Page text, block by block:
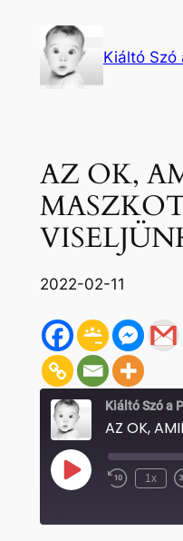
tartalomhoz
Kiáltó Szó
AZ OK,
2022-02-11
Kiáltó Szó a
AZ OK,
Play
Episode Rewind
1x